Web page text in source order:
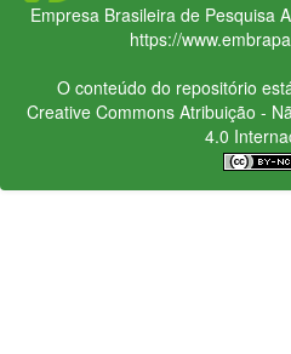
Empresa Brasileira de Pesquisa
https://
O conteúdo do repositório
Creative CommonsAtribuição -
4.0